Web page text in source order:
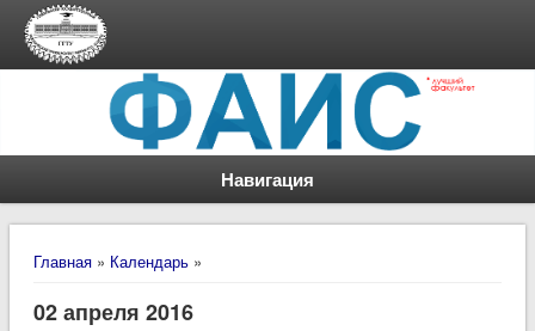
Навигация
Вы здесь
Главная» Календарь»
02 апреля 2016